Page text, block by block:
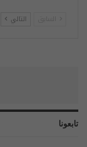
التالي
تابعونا